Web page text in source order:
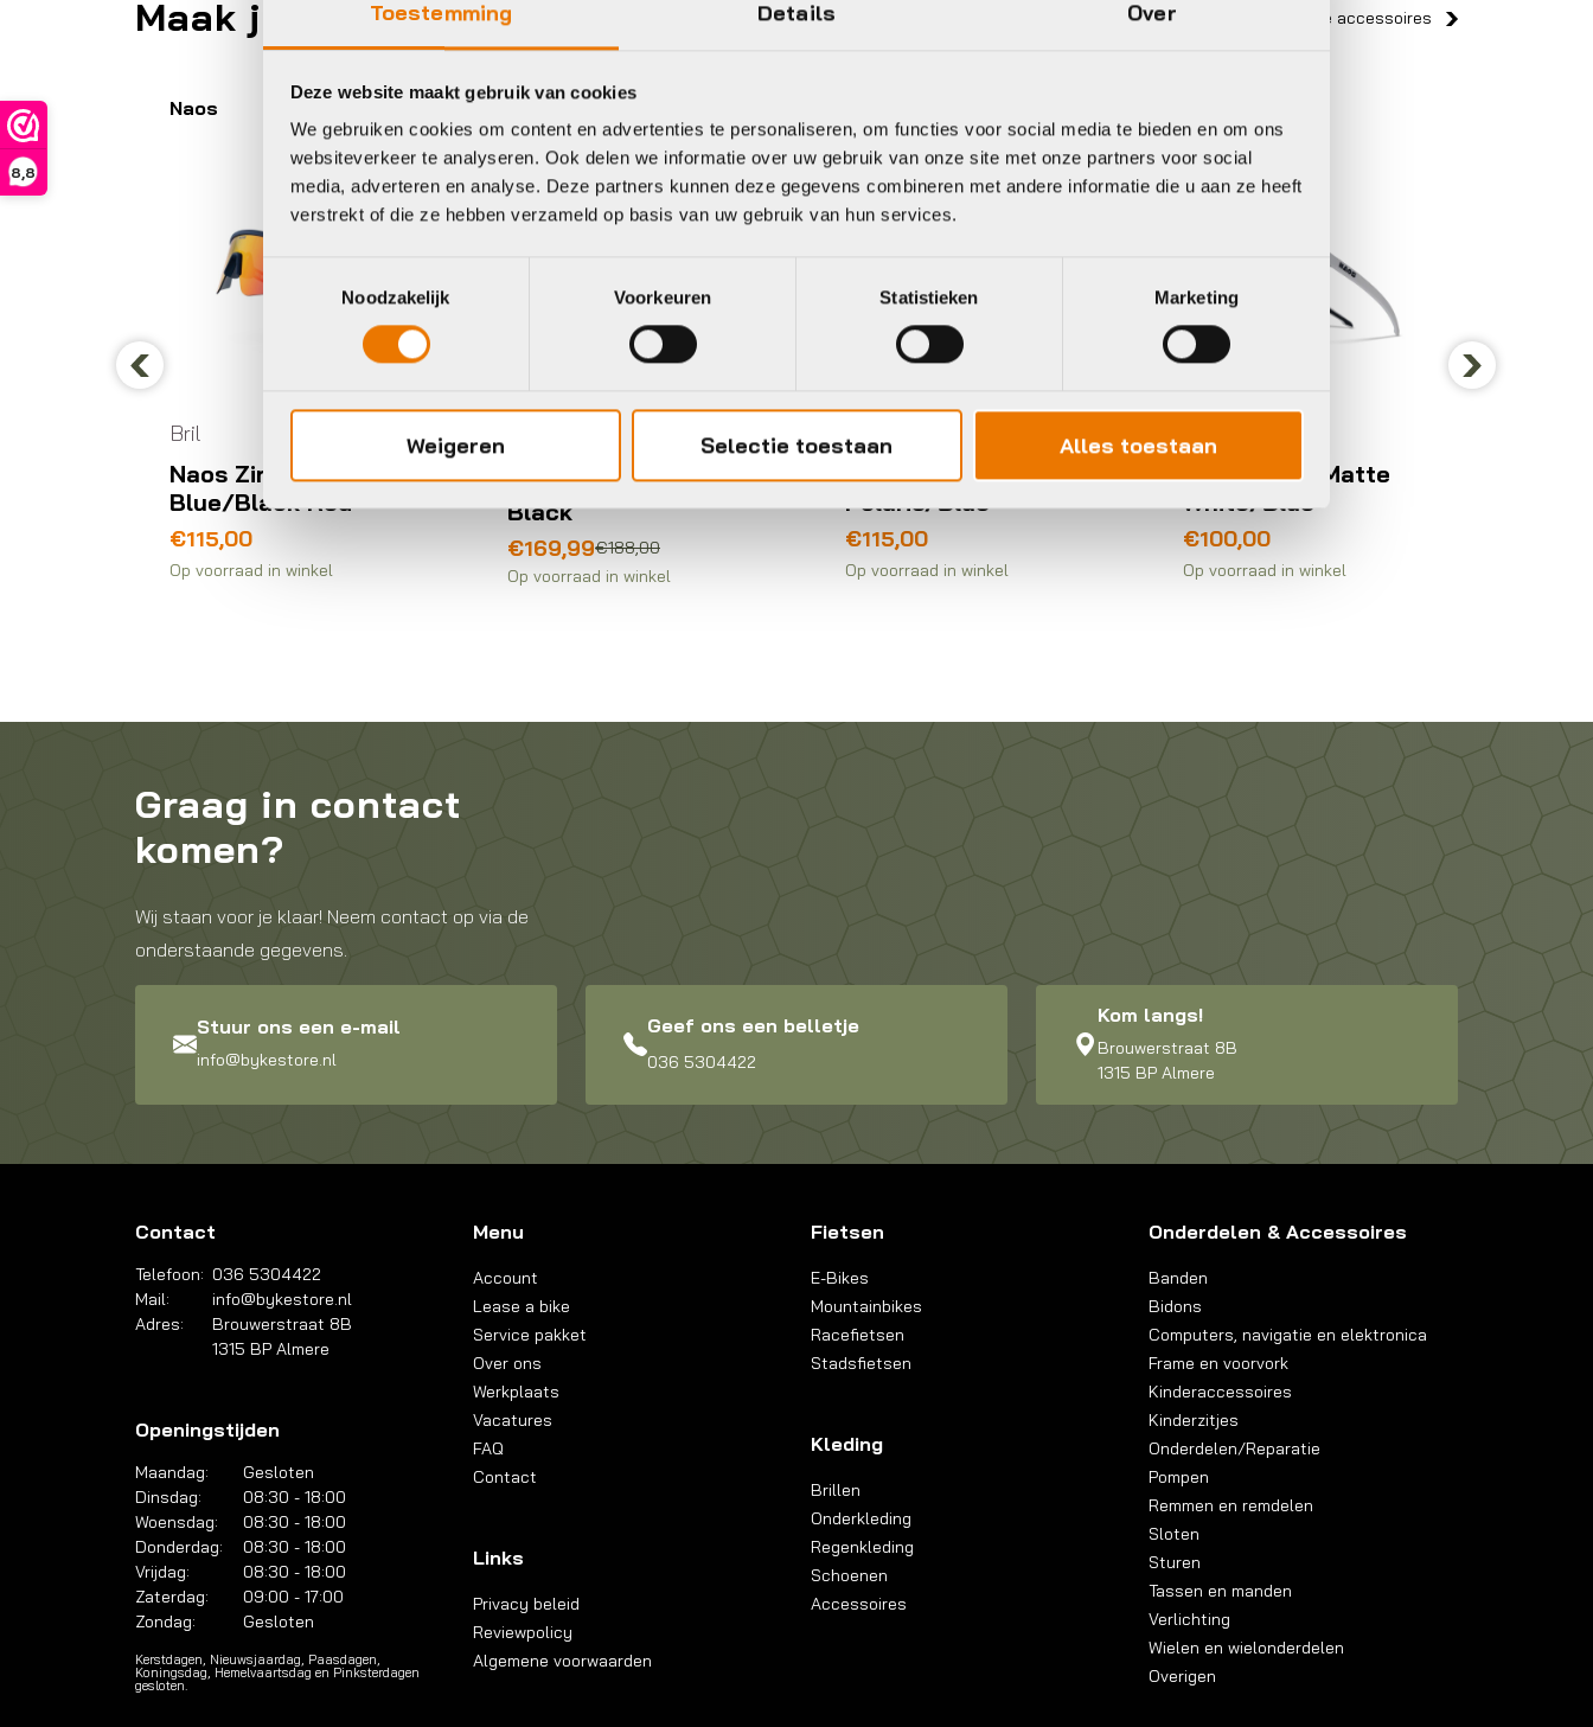
Toestemming Details Over
Deze website maakt gebruik van cookies
We gebruiken cookies om content en advertenties te personaliseren, om functies voor social media te bieden en om ons
websiteverkeer te analyseren. Ook delen we informatie over uw gebruik van onze site met onze partners voor social
media, adverteren en analyse. Deze partners kunnen deze gegevens combineren met andere informatie die u aan ze heeft
verstrekt of die ze hebben verzameld op basis van uw gebruik van hun services.
Toestemmingsselectie
Noodzakelijk
Voorkeuren Statistieken Marketing
Weigeren Selectie toestaan Alles toestaan
8,8
Maak je fiets compleet Bekijk alle accessoires
Naos
Bril
Naos Ziris Navy
Blue/Black Red
€115,00
Op voorraad in winkel
451
Oakley Sutro Lite
Matte Black Prizm
Black
€188,00
Oorspronkelijke
prijs
€169,99
Huidige
prijs
Op voorraad in winkel
Bril
Naos Ziris
Polaris/Blue
€115,00
Op voorraad in winkel
Naos Helbo Matte
White/Blue
€100,00
Op voorraad in winkel
Graag in contact
komen?
Wij staan voor je klaar! Neem contact op via de
onderstaande gegevens.
Stuur ons een e-mail
info@bykestore.nl
Geef ons een belletje
036 5304422
Kom langs!
Brouwerstraat 8B
1315 BP Almere
Contact
Telefoon: 036 5304422
Mail:
info@bykestore.nl
Adres:
Brouwerstraat 8B
1315 BP Almere
Openingstijden
Maandag:
Gesloten
Dinsdag:
08:30 - 18:00
Woensdag:
08:30 - 18:00
Donderdag:
08:30 - 18:00
Vrijdag:
08:30 - 18:00
Zaterdag:
09:00 - 17:00
Zondag:
Gesloten
Kerstdagen, Nieuwsjaardag, Paasdagen,
Koningsdag, Hemelvaartsdag en Pinksterdagen
gesloten.
Menu
Account
Lease a bike
Service pakket
Over ons
Werkplaats
Vacatures
FAQ
Contact
Links
Privacy beleid
Reviewpolicy
Algemene voorwaarden
Fietsen
E-Bikes
Mountainbikes
Racefietsen
Stadsfietsen
Kleding
Brillen
Onderkleding
Regenkleding
Schoenen
Accessoires
Onderdelen & Accessoires
Banden
Bidons
Computers, navigatie en elektronica
Frame en voorvork
Kinderaccessoires
Kinderzitjes
Onderdelen/Reparatie
Pompen
Remmen en remdelen
Sloten
Sturen
Tassen en manden
Verlichting
Wielen en wielonderdelen
Overigen